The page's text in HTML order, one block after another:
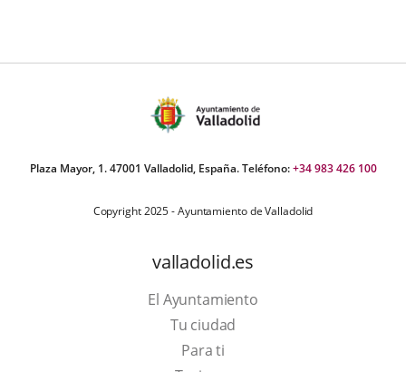
Plaza Mayor, 1. 47001 Valladolid, España. Teléfono:+34 983 426 100
Copyright 2025 - Ayuntamiento de Valladolid
valladolid.es
El Ayuntamiento
Tu ciudad
Para ti